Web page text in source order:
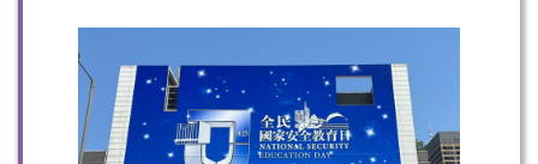
掃一掃關注我們的社交媒體，緊貼最新資訊！